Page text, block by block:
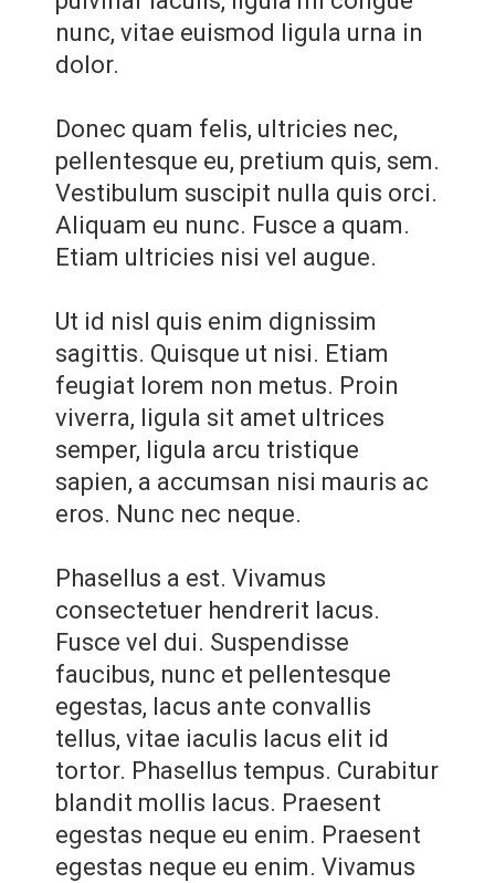
nunc, vitae euismod ligula urna in
dolor.
Donec quam felis, ultricies nec,
pellentesque eu, pretium quis, sem.
Vestibulum suscipit nulla quis orci.
Aliquam eu nunc. Fusce a quam.
Etiam ultricies nisi vel augue.
Ut id nisl quis enim dignissim
sagittis. Quisque ut nisi. Etiam
feugiat lorem non metus. Proin
viverra, ligula sit amet ultrices
semper, ligula arcu tristique
sapien, a accumsan nisi mauris ac
eros. Nunc nec neque.
Phasellus a est. Vivamus
consectetuer hendrerit lacus.
Fusce vel dui. Suspendisse
faucibus, nunc et pellentesque
egestas, lacus ante convallis
tellus, vitae iaculis lacus elit id
tortor. Phasellus tempus. Curabitur
blandit mollis lacus. Praesent
egestas neque eu enim. Praesent
egestas neque eu enim. Vivamus